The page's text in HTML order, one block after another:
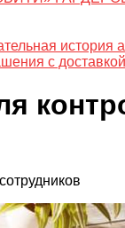
история
с доставкой